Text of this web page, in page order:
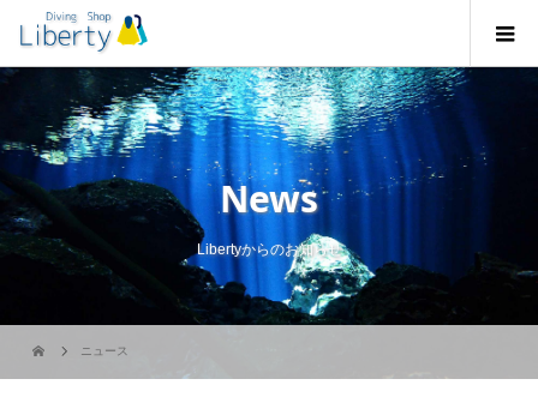
News
Libertyからのお知らせ
ニュース